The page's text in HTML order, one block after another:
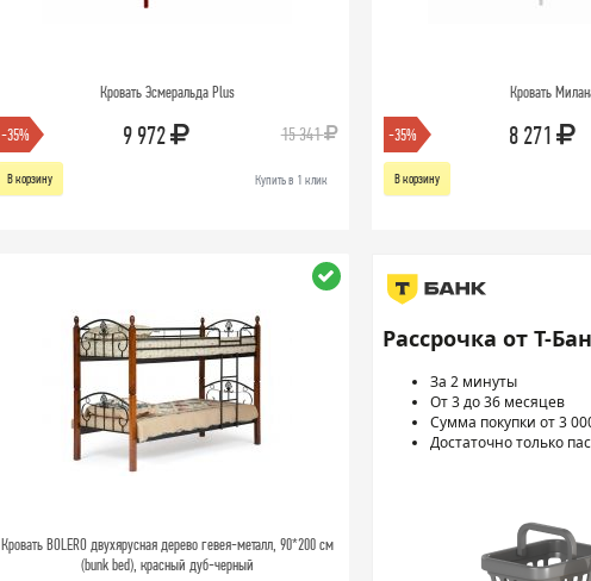
Кровать Эсмеральда Plus
-35% 9 972 15 341
В корзину Купить в 1 клик
Кровать
-35% 8 271
В корзину
Кровать BOLERO двухярусная дерево гевея-металл, 90*200 см
(bunk bed), красный дуб-черный
Рассрочка от Т-
За 2 минуты
От 3 до 36 месяцев
Сумма покупки от 3
Достаточно только